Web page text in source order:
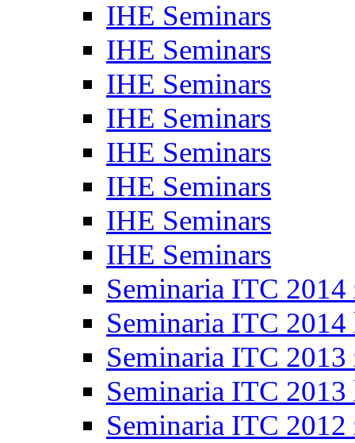
IHE Seminars
IHE Seminars
IHE Seminars
IHE Seminars
IHE Seminars
IHE Seminars
IHE Seminars
IHE Seminars
Seminaria ITC 2014
Seminaria ITC 2014
Seminaria ITC 2013
Seminaria ITC 2013
Seminaria ITC 2012